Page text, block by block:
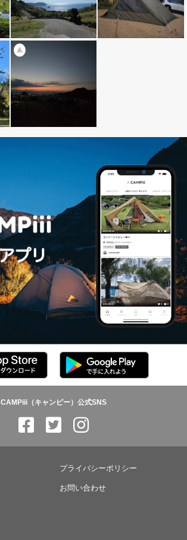
CAMPiii（キャンピー）公式SNS
プライバシーポリシー
お問い合わせ